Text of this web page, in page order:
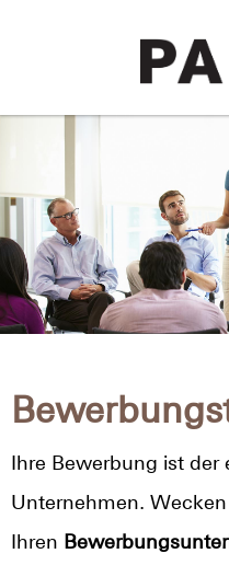
Ihre Bewerbung ist der
Unternehmen.
Ihren